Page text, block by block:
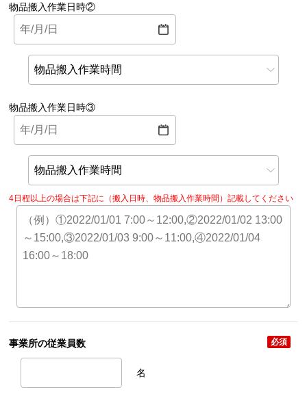
物品搬入作業日時②
物品搬入作業日時③
4日程以上の場合は下記に（搬入日時、物品搬入作業時間）記載してください
事業所の従業員数 必須
名